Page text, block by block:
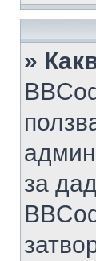
»
за